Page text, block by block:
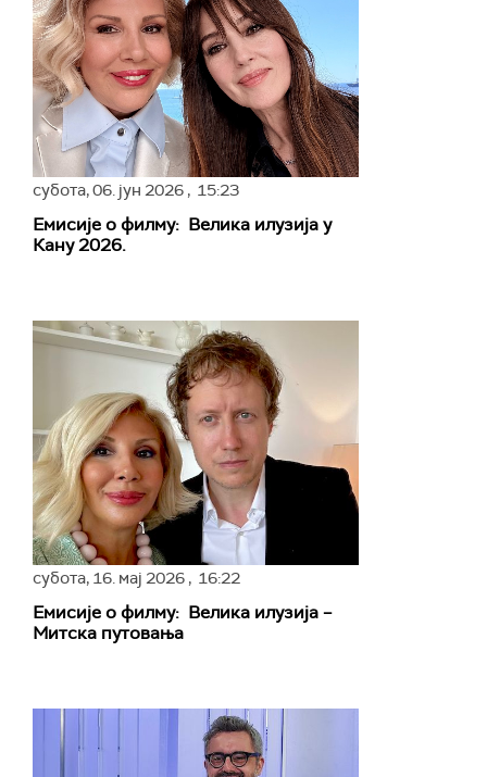
субота,06. јун 2026 , 15:23
Емисије о филму: Велика илузија у
Кану 2026.
субота, 16. мај 2026 , 16:22
Емисије о филму: Велика илузија –
Митска путовања